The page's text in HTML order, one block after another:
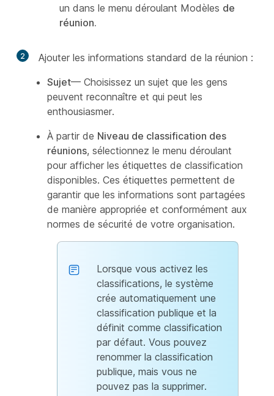
un dans le menu déroulant Modèles de
réunion.
2
Ajouter les informations standard de la réunion :
Sujet— Choisissez un sujet que les gens
peuvent reconnaître et qui peut les
enthousiasmer.
À partir de Niveau de classification des
réunions, sélectionnez le menu déroulant
pour afficher les étiquettes de classification
disponibles. Ces étiquettes permettent de
garantir que les informations sont partagées
de manière appropriée et conformément aux
normes de sécurité de votre organisation.
Lorsque vous activez les
classifications, le système
crée automatiquement une
classification publique et la
définit comme classification
par défaut. Vous pouvez
renommer la classification
publique, mais vous ne
pouvez pas la supprimer.